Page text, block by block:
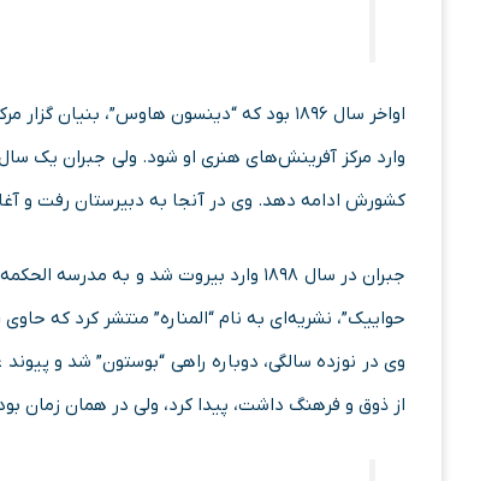
اواخر سال ۱۸۹۶ بود که “دینسون هاوس”،
وارد مرکز آفرینش‌های هنری او شود. ولی جبران یک
کشورش ادامه دهد. وی در آنجا به دبیرستان رفت و
جبران در سال ۱۸۹۸ وارد بیروت شد و
حواییک”، نشریه‌ای به نام “المناره” منتشر کرد که
وی در نوزده سالگی، دوباره راهی “بوستون” شد و
از ذوق و فرهنگ داشت، پیدا کرد، ولی در همان زمان